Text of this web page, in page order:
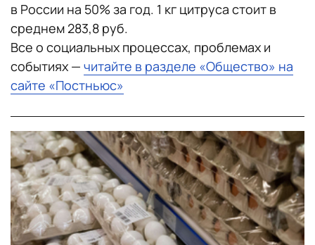
в России на 50% за год. 1 кг цитруса стоит в
среднем 283,8 руб.
Все о социальных процессах, проблемах и
событиях — читайте в разделе «Общество» на
сайте «Постньюс»